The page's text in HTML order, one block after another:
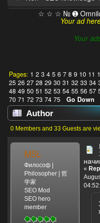
☆ ☆ ☆ № ➊
Your ad
Your
Pages: 1 2 3 4 5 6 7 8 9 10 11
25 26 27 28 29 30 31 32 33 34
48 49 50 51 52 53 54 55 56 57
70 71 72 73 74 75 Go Down
Author
629959 times)
0 Members and 33 Guests are
MSL
Философ |
Philosopher | 哲
学家
SEO Mod
SEO hero
member
«